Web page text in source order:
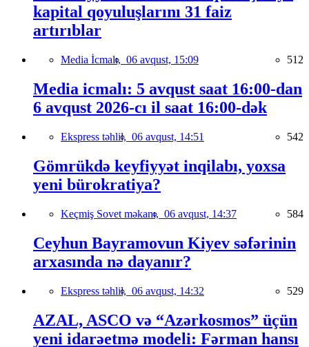
kapital qoyuluşlarını 31 faiz
artırıblar
Media İcmalı, 06 avqust, 15:09 512
Media icmalı: 5 avqust saat 16:00-dan
6 avqust 2026-cı il saat 16:00-dək
Ekspress təhlil, 06 avqust, 14:51 542
Gömrükdə keyfiyyət inqilabı, yoxsa
yeni bürokratiya?
Keçmiş Sovet məkanı, 06 avqust, 14:37 584
Ceyhun Bayramovun Kiyev səfərinin
arxasında nə dayanır?
Ekspress təhlil, 06 avqust, 14:32 529
AZAL, ASCO və “Azərkosmos” üçün
yeni idarəetmə modeli: Fərman hansı